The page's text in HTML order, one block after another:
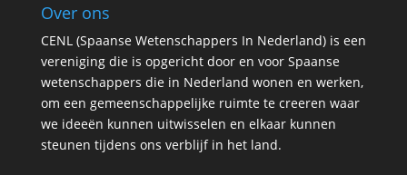
Over ons
CENL (Spaanse Wetenschappers In Nederland) is een
vereniging die is opgericht door en voor Spaanse
wetenschappers die in Nederland wonen en werken,
om een gemeenschappelijke ruimte te creeren waar
we ideeën kunnen uitwisselen en elkaar kunnen
steunen tijdens ons verblijf in het land.